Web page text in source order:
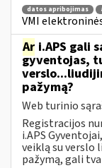
datos apribojimas
VMI
Ar i.APS gali
gyventojas,
pažymą?
Web turinio
Registracijos
i.APS
veiklą su verslo
pažymą, gali